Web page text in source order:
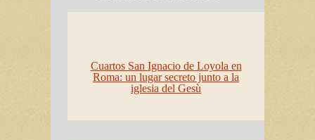
Cuartos San Ignacio de Loyola en
Roma: un lugar secreto junto a la
iglesia del Gesù